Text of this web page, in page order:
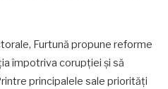
Furtună propune reforme
împotriva corupției și să
principalele sale priorități